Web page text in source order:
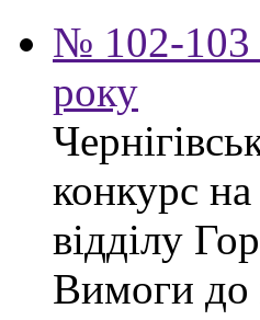
№ 102-103
року
конкурс
відділу
Вимоги до